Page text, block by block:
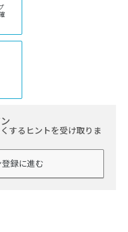
するヒントを受け取りま
録に進む